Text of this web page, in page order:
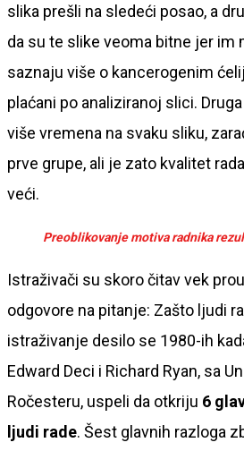
slika prešli na sledeći posao, a
da su te slike veoma bitne jer im
saznaju više o kancerogenim
plaćani po analiziranoj slici.
više vremena na svaku sliku,
prve grupe, ali je zato kvalitet
veći.
Preoblikovanje motiva radnika
Istraživači su skoro čitav vek
odgovore na pitanje: Zašto ljudi
istraživanje desilo se 1980-ih
Edward Deci i Richard Ryan, sa
Ročesteru, uspeli da otkriju 6
ljudi rade. Šest glavnih razloga